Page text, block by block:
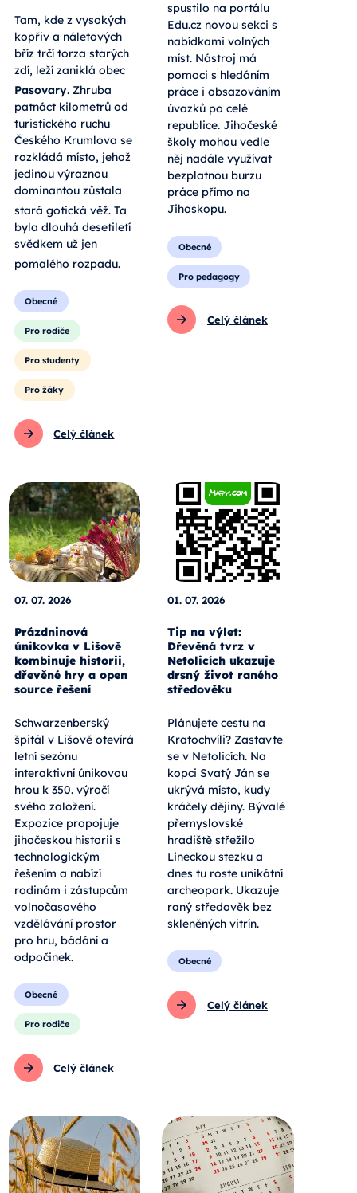
Tam, kde z vysokých
kopřiv a náletových
bříz trčí torza starých
zdí, leží zaniklá obec
Pasovary. Zhruba
patnáct kilometrů od
turistického ruchu
Českého Krumlova se
rozkládá místo, jehož
jedinou výraznou
dominantou zůstala
stará gotická věž. Ta
byla dlouhá desetiletí
svědkem už jen
pomalého rozpadu.
Obecné
Pro rodiče
Pro studenty
Pro žáky
Celý článek
spustilo na portálu
Edu.cz novou sekci s
nabídkami volných
míst. Nástroj má
pomoci s hledáním
práce i obsazováním
úvazků po celé
republice. Jihočeské
školy mohou vedle
něj nadále využívat
bezplatnou burzu
práce přímo na
Jihoskopu.
Obecné
Pro pedagogy
Celý článek
07. 07. 2026
Prázdninová
únikovka v Lišově
kombinuje historii,
dřevěné hry a open
source řešení
Schwarzenberský
špitál v Lišově otevírá
letní sezónu
interaktivní únikovou
hrou k 350. výročí
svého založení.
Expozice propojuje
jihočeskou historii s
technologickým
řešením a nabízí
rodinám i zástupcům
volnočasového
vzdělávání prostor
pro hru, bádání a
odpočinek.
Obecné
Pro rodiče
Celý článek
01. 07. 2026
Tip na výlet:
Dřevěná tvrz v
Netolicích ukazuje
drsný život raného
středověku
Plánujete cestu na
Kratochvíli? Zastavte
se v Netolicích. Na
kopci Svatý Ján se
ukrývá místo, kudy
kráčely dějiny. Bývalé
přemyslovské
hradiště střežilo
Lineckou stezku a
dnes tu roste unikátní
archeopark. Ukazuje
raný středověk bez
skleněných vitrín.
Obecné
Celý článek